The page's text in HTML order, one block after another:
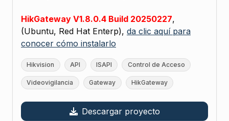
HikGateway V1.8.0.4 Build 20250227,
(Ubuntu, Red Hat Enterp), da clic aquí para
conocer cómo instalarlo
Hikvision API ISAPI Control de Acceso
Videovigilancia Gateway HikGateway
Descargar proyecto